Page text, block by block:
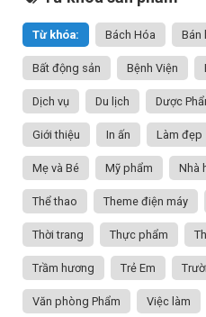
Từ khóa: Bách Hóa Bán
Bất động sản Bệnh Viện
Dịch vụ Du lịch Dược
Giới thiệu In ấn Làm đẹp
Mẹ và Bé Mỹ phẩm Nhà
Thể thao Theme điện máy
Thời trang Thực phẩm
Trầm hương Trẻ Em
Văn phòng Phẩm Việc làm